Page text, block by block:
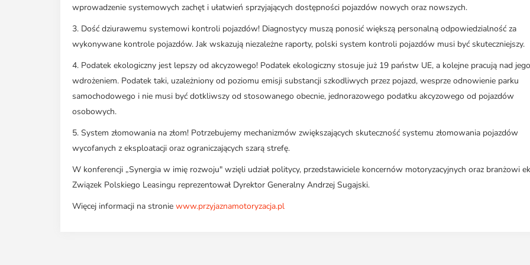
wprowadzenie systemowych zachęt i ułatwień sprzyjających dostępności pojazdów nowych oraz nowszych.
3. Dość dziurawemu systemowi kontroli pojazdów! Diagnostycy muszą ponosić większą personalną odpowiedzialność za
wykonywane kontrole pojazdów. Jak wskazują niezależne raporty, polski system kontroli pojazdów musi być skuteczniejszy.
4. Podatek ekologiczny jest lepszy od akcyzowego! Podatek ekologiczny stosuje już 19 państw UE, a kolejne pracują nad jego
wdrożeniem. Podatek taki, uzależniony od poziomu emisji substancji szkodliwych przez pojazd, wesprze odnowienie parku
samochodowego i nie musi być dotkliwszy od stosowanego obecnie, jednorazowego podatku akcyzowego od pojazdów
osobowych.
5. System złomowania na złom! Potrzebujemy mechanizmów zwiększających skuteczność systemu złomowania pojazdów
wycofanych z eksploatacji oraz ograniczających szarą strefę.
W konferencji „Synergia w imię rozwoju" wzięli udział politycy, przedstawiciele koncernów motoryzacyjnych oraz branżowi
Związek Polskiego Leasingu reprezentował Dyrektor Generalny Andrzej Sugajski.
Więcej informacji na stronie www.przyjaznamotoryzacja.pl